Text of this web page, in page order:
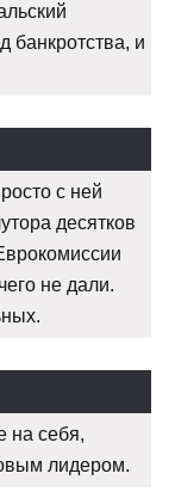
банкротства, и
с ней
десятков
не дали.
на себя,
лидером.